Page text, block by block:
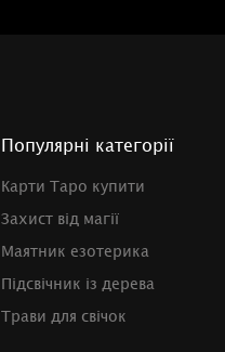
Популярні категорії
Карти Таро купити
Захист від магії
Маятник езотерика
Підсвічник із дерева
Трави для свічок